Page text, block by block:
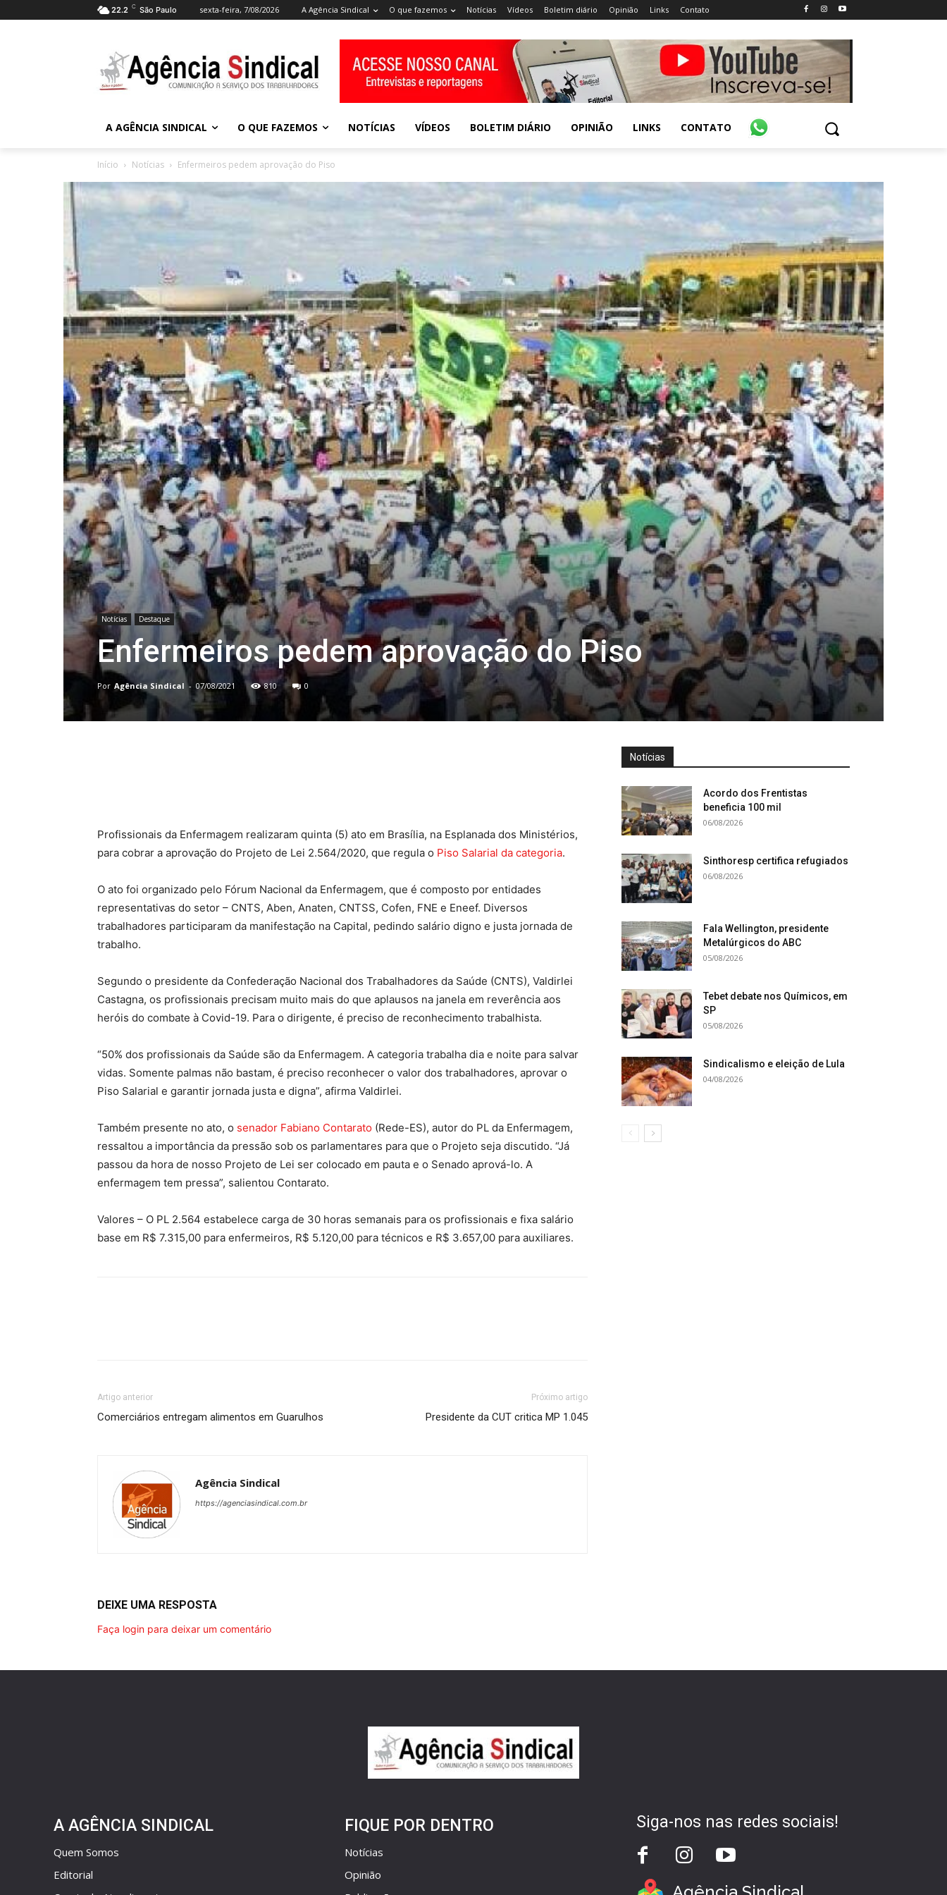
22.2 C São Paulo sexta-feira, 7/08/2026 A Agência Sindical O que fazemos Notícias Vídeos Boletim diário Opinião Links Contato
A AGÊNCIA SINDICAL O QUE FAZEMOS NOTÍCIAS VÍDEOS BOLETIM DIÁRIO OPINIÃO LINKS CONTATO
Início Notícias Enfermeiros pedem aprovação do Piso
Notícias Destaque
Enfermeiros pedem aprovação do Piso
Por Agência Sindical - 07/08/2021 810 0
Profissionais da Enfermagem realizaram quinta (5) ato em Brasília, na Esplanada dos Ministérios,
para cobrar a aprovação do Projeto de Lei 2.564/2020, que regula o Piso Salarial da categoria.
O ato foi organizado pelo Fórum Nacional da Enfermagem, que é composto por entidades
representativas do setor – CNTS, Aben, Anaten, CNTSS, Cofen, FNE e Eneef. Diversos
trabalhadores participaram da manifestação na Capital, pedindo salário digno e justa jornada de
trabalho.
Segundo o presidente da Confederação Nacional dos Trabalhadores da Saúde (CNTS), Valdirlei
Castagna, os profissionais precisam muito mais do que aplausos na janela em reverência aos
heróis do combate à Covid-19. Para o dirigente, é preciso de reconhecimento trabalhista.
“50% dos profissionais da Saúde são da Enfermagem. A categoria trabalha dia e noite para salvar
vidas. Somente palmas não bastam, é preciso reconhecer o valor dos trabalhadores, aprovar o
Piso Salarial e garantir jornada justa e digna”, afirma Valdirlei.
Também presente no ato, o senador Fabiano Contarato (Rede-ES), autor do PL da Enfermagem,
ressaltou a importância da pressão sob os parlamentares para que o Projeto seja discutido. “Já
passou da hora de nosso Projeto de Lei ser colocado em pauta e o Senado aprová-lo. A
enfermagem tem pressa”, salientou Contarato.
Valores – O PL 2.564 estabelece carga de 30 horas semanais para os profissionais e fixa salário
base em R$ 7.315,00 para enfermeiros, R$ 5.120,00 para técnicos e R$ 3.657,00 para auxiliares.
Artigo anterior
Comerciários entregam alimentos em Guarulhos
Próximo artigo
Presidente da CUT critica MP 1.045
Agência Sindical
https://agenciasindical.com.br
DEIXE UMA RESPOSTA
Faça login para deixar um comentário
Notícias
Acordo dos Frentistas
beneficia 100 mil
06/08/2026
Sinthoresp certifica refugiados
06/08/2026
Fala Wellington, presidente
Metalúrgicos do ABC
05/08/2026
Tebet debate nos Químicos, em
SP
05/08/2026
Sindicalismo e eleição de Lula
04/08/2026
A AGÊNCIA SINDICAL
Quem Somos
Editorial
FIQUE POR DENTRO
Notícias
Opinião
Siga-nos nas redes sociais!